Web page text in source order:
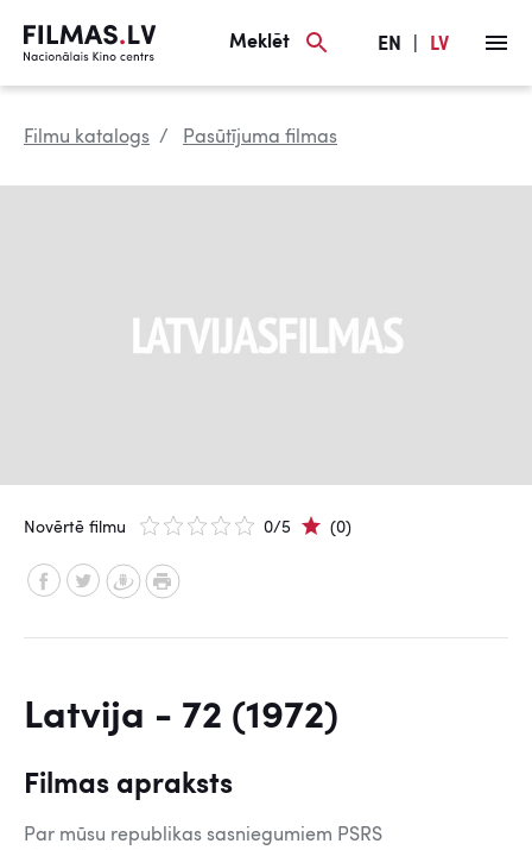
Meklēt EN LV
Filmu katalogs Pasūtījuma filmas
Novērtē filmu 0/5 (0)
Latvija - 72 (1972)
Filmas apraksts
Par mūsu republikas sasniegumiem PSRS